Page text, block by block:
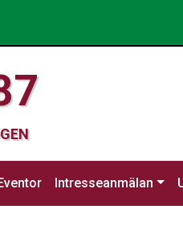
Intresseanmälan